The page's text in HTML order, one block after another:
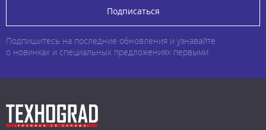
Подписаться
Подпишитесь на последние обновления и узнавайте
о новинках и специальных предложениях первыми